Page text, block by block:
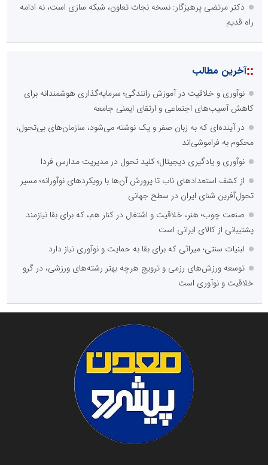
دکتر مرتضی پرهیزگار: نسخه نجات تعاون، شبکه سازی است، نه ادامه
راه قدیم
::آخرین مطالب
نوآوری و خلاقیت در آموزش رانندگی؛ سرمایه‌گذاری هوشمندانه برای
کاهش آسیب‌های اجتماعی و ارتقای ایمنی جامعه
در آینده‌ای که به زبان صفر و یک نوشته می‌شود، سازمان‌های بی‌تحول،
محکوم به فراموشی‌اند
نوآوری و یادگیری دیجیتال؛ کلید تحول در مدیریت مدارس فردا
از کشف استعدادهای ناب تا پرورش آن‌ها با رویکردهای نوآورانه؛ مسیر
تحول‌آفرین شنای ایران در سطح جهانی
صنعت چوب؛ هنر، خلاقیت و اشتغال در کنار هم، که برای بقا نیازمند
پشتیبانی از کالای ایرانی است
لبنیات سنتی؛ میراثی که برای بقا به حمایت و نوآوری نیاز دارد
توسعه ورزش‌های رزمی و ترویج هرچه بهتر رشته‌های ورزشی، در گرو
خلاقیت و نوآوری است